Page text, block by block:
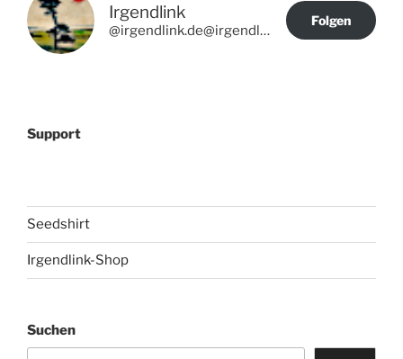
Irgendlink
@irgendlink.de@irgendlink.de
Folgen
Support
Seedshirt
Irgendlink-Shop
Suchen